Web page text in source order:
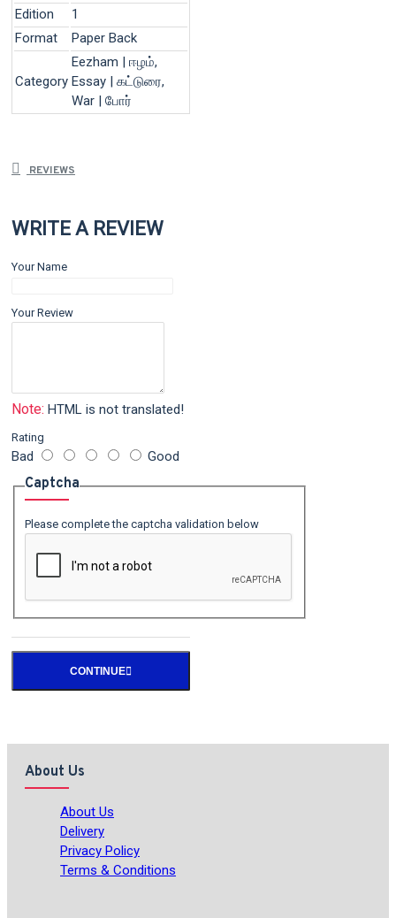
Edition
1
Format
Paper Back
Category
Eezham | ஈழம்,
Essay | கட்டுரை,
War | போர்
REVIEWS
WRITE A REVIEW
Your Name
Your Review
Note: HTML is not translated!
Rating
Bad Good
Captcha
Please complete the captcha validation below
CONTINUE
About Us
About Us
Delivery
Privacy Policy
Terms & Conditions